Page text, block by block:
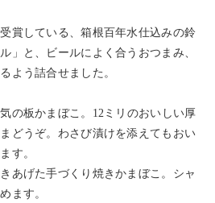
賞している、箱根百年水仕込みの鈴
」と、ビールによく合うおつまみ、
よう詰合せました。
の板かまぼこ。12ミリのおいしい厚
どうぞ。わさび漬けを添えてもおい
す。
あげた手づくり焼きかまぼこ。シャ
ます。